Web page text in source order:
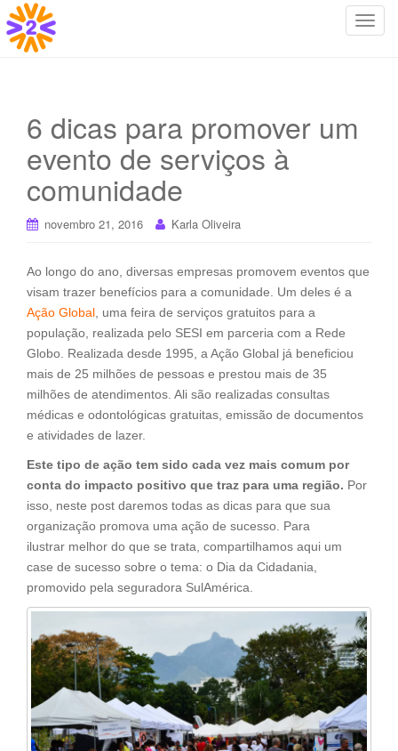
T
t
6 dicas para promover um
evento de serviços à
comunidade
novembro 21, 2016 Karla Oliveira
Ao longo do ano, diversas empresas promovem eventos que
visam trazer benefícios para a comunidade. Um deles é a
Ação Global , uma feira de serviços gratuitos para a
população, realizada pelo SESI em parceria com a Rede
Globo. Realizada desde 1995, a Ação Global já beneficiou
mais de 25 milhões de pessoas e prestou mais de 35
milhões de atendimentos. Ali são realizadas consultas
médicas e odontológicas gratuitas, emissão de documentos
e atividades de lazer.
Este tipo de ação tem sido cada vez mais comum por
conta do impacto positivo que traz para uma região. Por
isso, neste post daremos todas as dicas para que sua
organização promova uma ação de sucesso. Para
ilustrar melhor do que se trata, compartilhamos aqui um
case de sucesso sobre o tema: o Dia da Cidadania,
promovido pela seguradora SulAmérica.